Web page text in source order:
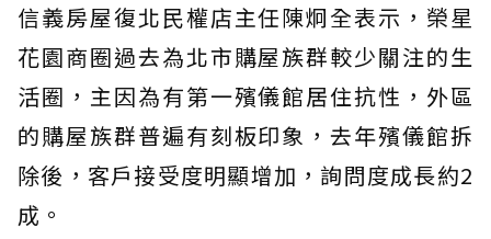
信義房屋復北民權店主任陳炯全表示，榮星
花園商圈過去為北市購屋族群較少關注的生
活圈，主因為有第一殯儀館居住抗性，外區
的購屋族群普遍有刻板印象，去年殯儀館拆
除後，客戶接受度明顯增加，詢問度成長約2
成。